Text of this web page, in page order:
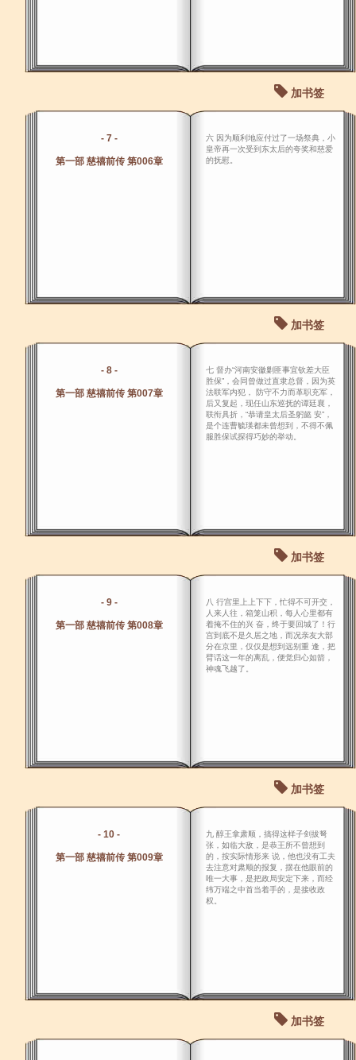
加书签
- 7 -
第一部 慈禧前传 第006章
六 因为顺利地应付过了一场祭典，小
皇帝再一次受到东太后的夸奖和慈爱
的抚慰。
加书签
- 8 -
第一部 慈禧前传 第007章
七 督办“河南安徽剿匪事宜钦差大臣
胜保”，会同曾做过直隶总督，因为英
法联军内犯， 防守不力而革职充军，
后又复起，现任山东巡抚的谭廷襄，
联衔具折，“恭请皇太后圣躬懿 安”，
是个连曹毓瑛都未曾想到，不得不佩
服胜保试探得巧妙的举动。
加书签
- 9 -
第一部 慈禧前传 第008章
八 行宫里上上下下，忙得不可开交，
人来人往，箱笼山积，每人心里都有
着掩不住的兴 奋，终于要回城了！行
宫到底不是久居之地，而况亲友大部
分在京里，仅仅是想到远别重 逢，把
臂话这一年的离乱，便觉归心如箭，
神魂飞越了。
加书签
- 10 -
第一部 慈禧前传 第009章
九 醇王拿肃顺，搞得这样子剑拔弩
张，如临大敌，是恭王所不曾想到
的，按实际情形来 说，他也没有工夫
去注意对肃顺的报复，摆在他眼前的
唯一大事，是把政局安定下来，而经
纬万端之中首当着手的，是接收政
权。
加书签